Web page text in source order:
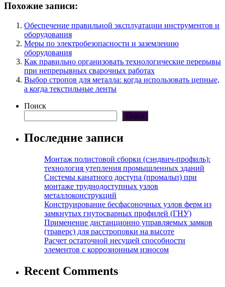
Похожие записи:
Обеспечение правильной эксплуатации инструментов и
оборудования
Меры по электробезопасности и заземлению
оборудования
Как правильно организовать технологические перерывы
при непрерывных сварочных работах
Выбор стропов для металла: когда использовать цепные,
а когда текстильные ленты
Поиск
Поиск
Последние записи
Монтаж полистовой сборки (сэндвич-профиль):
технология утепления промышленных зданий
Системы канатного доступа (промальп) при
монтаже труднодоступных узлов
металлоконструкций
Конструирование бесфасоночных узлов ферм из
замкнутых гнутосварных профилей (ГНУ)
Применение дистанционно управляемых замков
(траверс) для расстроповки на высоте
Расчет остаточной несущей способности
элементов с коррозионным износом
Recent Comments